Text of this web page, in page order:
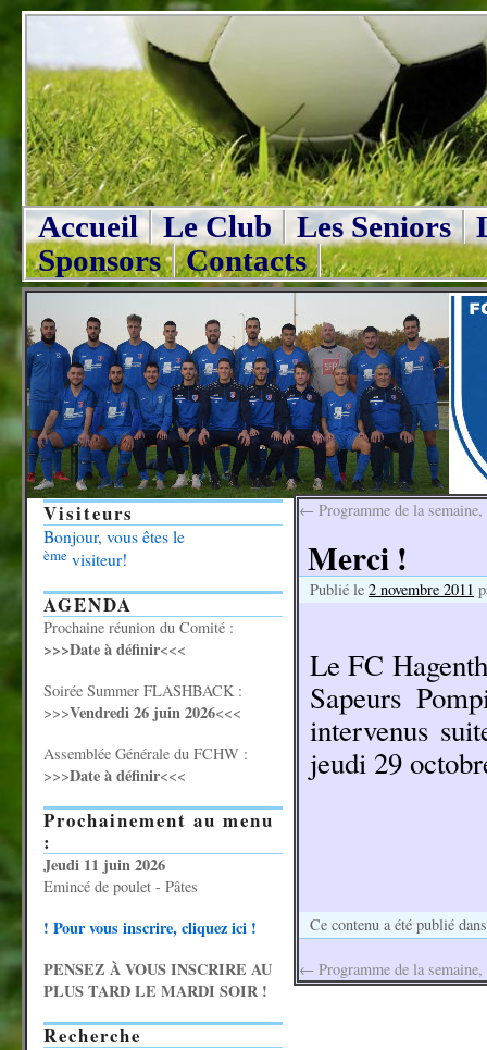
Accueil Le Club Les Seniors
Sponsors
Contacts
← Programme de la
Merci !
Publié le 2 novembre 2011
Le FC
Sapeurs
intervenus
jeudi 29
Ce contenu a été publié
← Programme de la
Visiteurs
Bonjour, vous êtes le
ème visiteur!
AGENDA
Prochaine réunion du Comité :
>>>Date à définir<<<
Soirée Summer FLASHBACK :
>>>Vendredi 26 juin 2026<<<
Assemblée Générale du FCHW :
>>>Date à définir<<<
Prochainement au menu
:
Jeudi 11 juin 2026
Emincé de poulet - Pâtes
! Pour vous inscrire, cliquez ici !
PENSEZ À VOUS INSCRIRE AU
PLUS TARD LE MARDI SOIR !
Recherche